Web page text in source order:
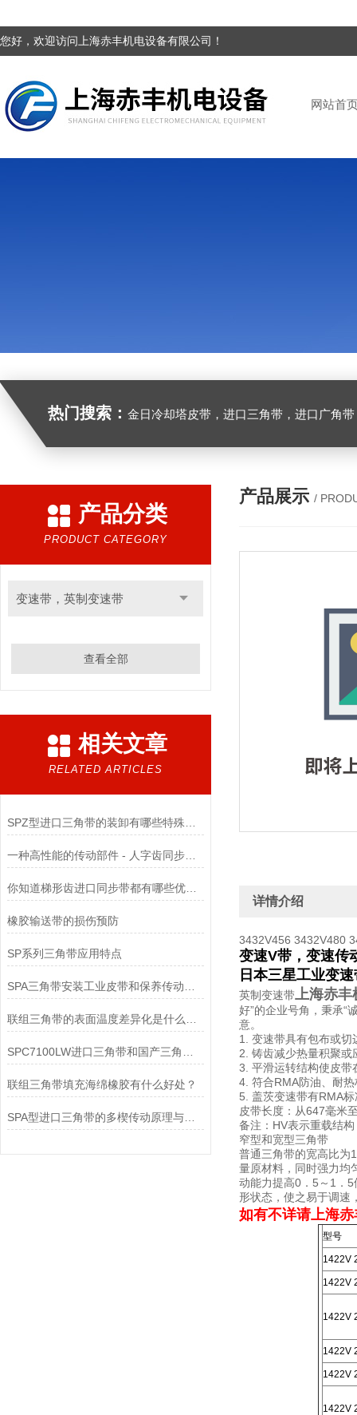
您好，欢迎访问上海赤丰机电设备有限公司！
网站首
热门搜索： 金日冷却塔皮带，进口三角带，进口广角带，进口同步带，进口空压机皮
产品分类
PRODUCT CATEGORY
变速带，英制变速带
查看全部
相关文章
RELATED ARTICLES
一种高性能的传动部件 - 人字齿同步带使用全攻略
你知道梯形齿进口同步带都有哪些优点吗？
橡胶输送带的损伤预防
SP系列三角带应用特点
联组三角带填充海绵橡胶有什么好处？
SPA型进口三角带的多楔传动原理与紧凑空间驱动实践
产品展示 /
详情介绍
3432V456 3432V480
变速V带，变速传
日本三星工业变
英制变速带上海赤丰
好”的企业号角，秉承“
意。
1. 变速带具有包布或
2. 铸齿减少热量积聚
3. 平滑运转结构使皮带
4. 符合RMA防油、耐
5. 盖茨变速带有RMA
皮带长度：从647毫米
备注：HV表示重载结构
窄型和宽型三角带
普通三角带的宽高比为
量原材料，同时强力均
动能力提高0．5～1．
形状态，使之易于调速
如有不详请上海
型号
1422V
1422V
1422V
1422V
1422V
1422V